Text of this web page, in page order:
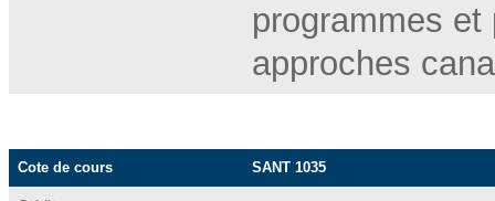
programmes
approches
Cote de cours SANT 1035